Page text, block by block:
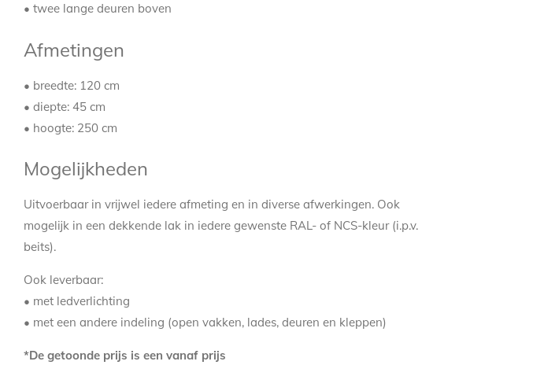
• twee lange deuren boven
Afmetingen
• breedte: 120 cm
• diepte: 45 cm
• hoogte: 250 cm
Mogelijkheden
Uitvoerbaar in vrijwel iedere afmeting en in diverse afwerkingen. Ook
mogelijk in een dekkende lak in iedere gewenste RAL- of NCS-kleur (i.p.v.
beits).
Ook leverbaar:
• met ledverlichting
• met een andere indeling (open vakken, lades, deuren en kleppen)
*De getoonde prijs is een vanaf prijs